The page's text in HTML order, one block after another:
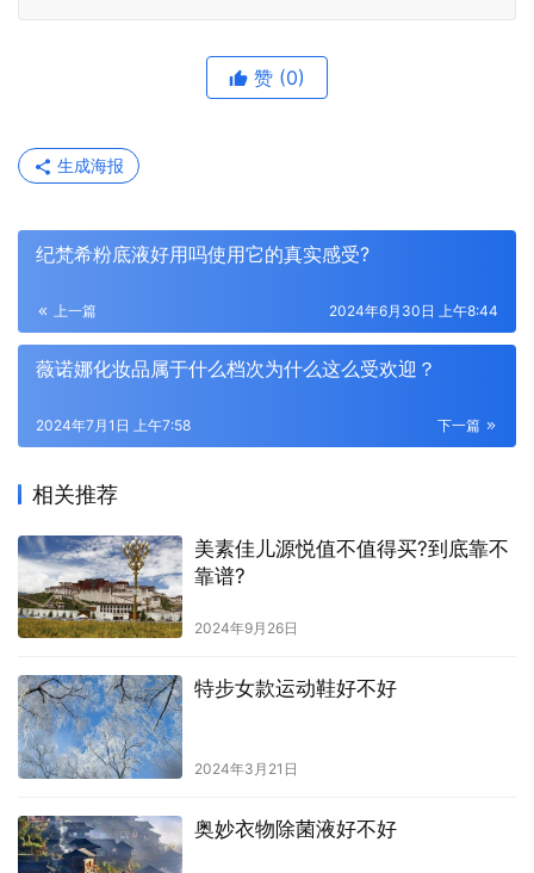
赞 (0)
生成海报
纪梵希粉底液好用吗使用它的真实感受?
上一篇 2024年6月30日 上午8:44
薇诺娜化妆品属于什么档次为什么这么受欢迎？
下一篇
2024年7月1日 上午7:58
相关推荐
美素佳儿源悦值不值得买?到底靠不
靠谱?
2024年9月26日
特步女款运动鞋好不好
2024年3月21日
奥妙衣物除菌液好不好